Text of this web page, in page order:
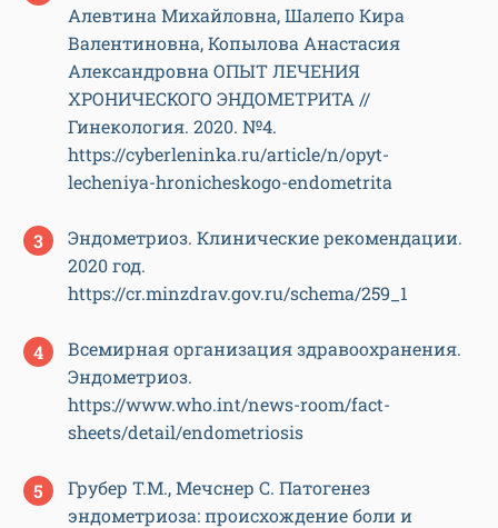
Алевтина Михайловна, Шалепо Кира
Валентиновна, Копылова Анастасия
Александровна ОПЫТ ЛЕЧЕНИЯ
ХРОНИЧЕСКОГО ЭНДОМЕТРИТА //
Гинекология. 2020. №4.
https://cyberleninka.ru/article/n/opyt-
lecheniya-hronicheskogo-endometrita
Эндометриоз. Клинические рекомендации.
2020 год.
https://cr.minzdrav.gov.ru/schema/259_1
Всемирная организация здравоохранения.
Эндометриоз.
https://www.who.int/news-room/fact-
sheets/detail/endometriosis
Грубер Т.М., Мечснер С. Патогенез
эндометриоза: происхождение боли и